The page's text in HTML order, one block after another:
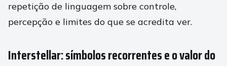
repetição de linguagem sobre controle,
percepção e limites do que se acredita ver.
Interstellar: símbolos recorrentes e o valor do